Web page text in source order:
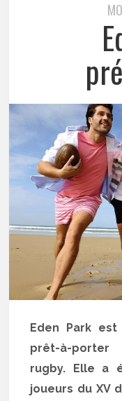
Eden Park
prêt-à-porter
rugby. Elle a
joueurs du XV